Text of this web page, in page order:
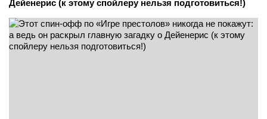
Дейенерис (к этому спойлеру нельзя подготовиться!)